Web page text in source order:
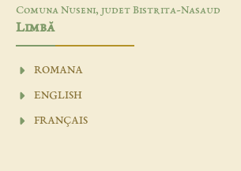
Comuna Nuseni, judet Bistrita-Nasaud
Limbă
ROMANA
ENGLISH
FRANÇAIS